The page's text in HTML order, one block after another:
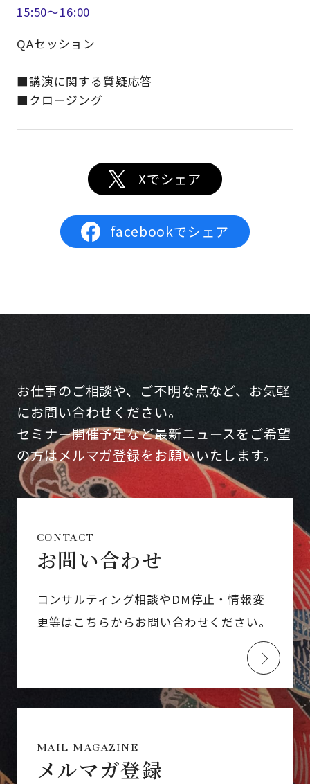
15:50～16:00
QAセッション
■講演に関する質疑応答
■クロージング
Xでシェア
facebookでシェア
お仕事のご相談や、ご不明な点など、お気軽
にお問い合わせください。
セミナー開催予定など最新ニュースをご希望
の方はメルマガ登録をお願いいたします。
CONTACT
お問い合わせ
コンサルティング相談やDM停止・情報変
更等はこちらからお問い合わせください。
MAIL MAGAZINE
メルマガ登録